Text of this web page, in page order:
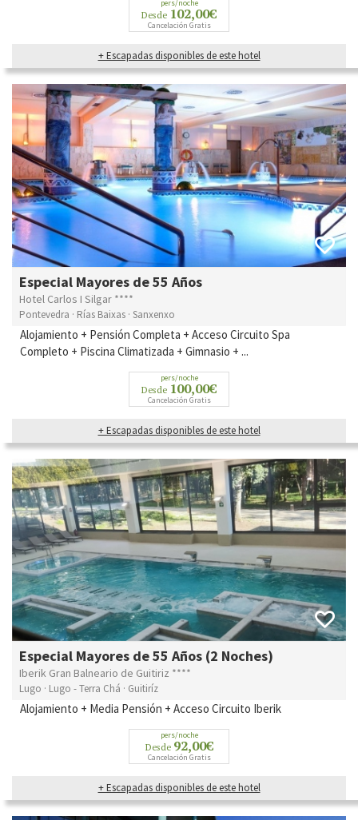
pers/noche
Desde 102,00€
Cancelación Gratis
+ Escapadas disponibles de este hotel
Especial Mayores de 55 Años
Hotel Carlos I Silgar ****
Pontevedra · Rías Baixas · Sanxenxo
Alojamiento + Pensión Completa + Acceso Circuito Spa
Completo + Piscina Climatizada + Gimnasio + ...
pers/noche
Desde 100,00€
Cancelación Gratis
+ Escapadas disponibles de este hotel
Especial Mayores de 55 Años (2 Noches)
Iberik Gran Balneario de Guitiriz ****
Lugo · Lugo - Terra Chá · Guitiríz
Alojamiento + Media Pensión + Acceso Circuito Iberik
pers/noche
Desde 92,00€
Cancelación Gratis
+ Escapadas disponibles de este hotel